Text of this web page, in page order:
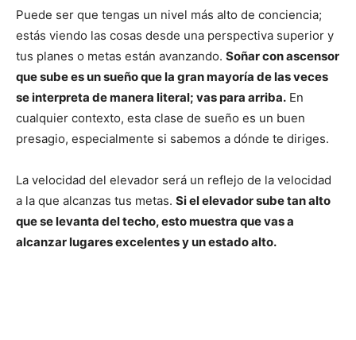
Puede ser que tengas un nivel más alto de conciencia;
estás viendo las cosas desde una perspectiva superior y
tus planes o metas están avanzando. Soñar con ascensor
que sube es un sueño que la gran mayoría de las veces
se interpreta de manera literal; vas para arriba. En
cualquier contexto, esta clase de sueño es un buen
presagio, especialmente si sabemos a dónde te diriges.
La velocidad del elevador será un reflejo de la velocidad
a la que alcanzas tus metas. Si el elevador sube tan alto
que se levanta del techo, esto muestra que vas a
alcanzar lugares excelentes y un estado alto.